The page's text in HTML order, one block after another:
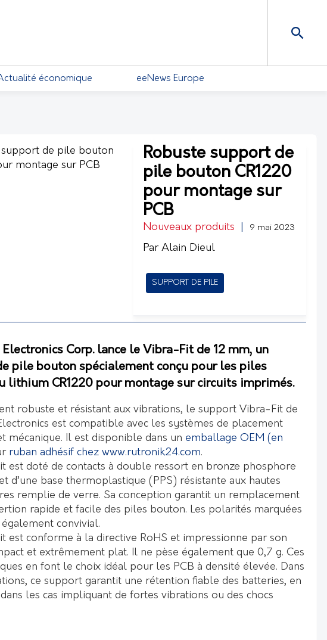
économique eeNews Europe
Robuste support de
pile bouton CR1220
pour montage sur
PCB
Nouveaux produits 9 mai 2023
Par Alain Dieul
SUPPORT DE PILE
Electronics Corp. lance le Vibra-Fit de 12 mm, un
pile bouton spécialement conçu pour les piles
lithium CR1220 pour montage sur circuits imprimés.
robuste et résistant aux vibrations, le support Vibra-Fit de
est compatible avec les systèmes de placement
mécanique. Il est disponible dans un emballage OEM (en
ruban adhésif chez www.rutronik24.com.
est doté de contacts à double ressort en bronze phosphore
d’une base thermoplastique (PPS) résistante aux hautes
remplie de verre. Sa conception garantit un remplacement
rapide et facile des piles bouton. Les polarités marquées
convivial.
est conforme à la directive RoHS et impressionne par son
et extrêmement plat. Il ne pèse également que 0,7 g. Ces
en font le choix idéal pour les PCB à densité élevée. Dans
ce support garantit une rétention fiable des batteries, en
les cas impliquant de fortes vibrations ou des chocs